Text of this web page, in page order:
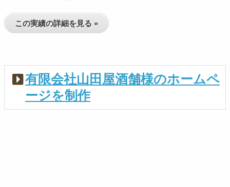
この実績の詳細を見る »
有限会社山田屋酒舗様のホームペ
ージを制作